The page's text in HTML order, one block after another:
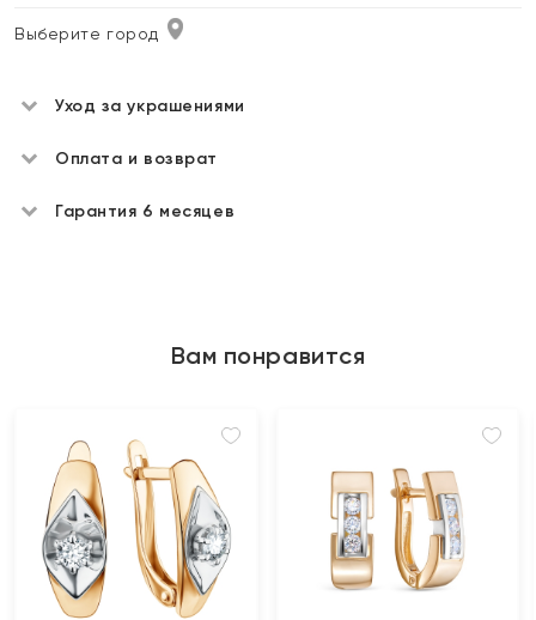
Выберите город
Уход за украшениями
Оплата и возврат
Гарантия 6 месяцев
Вам понравится